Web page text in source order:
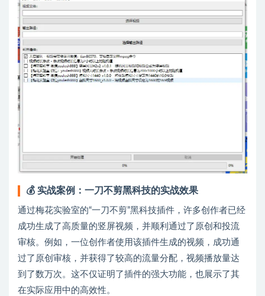
💰 实战案例：一刀不剪黑科技的实战效果
通过梅花实验室的“一刀不剪”黑科技插件，许多创作者已经
成功生成了高质量的竖屏视频，并顺利通过了原创和投流
审核。例如，一位创作者使用该插件生成的视频，成功通
过了原创审核，并获得了较高的流量分配，视频播放量达
到了数万次。这不仅证明了插件的强大功能，也展示了其
在实际应用中的高效性。